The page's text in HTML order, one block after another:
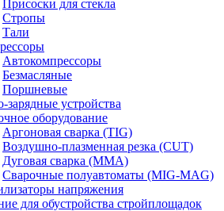
Присоски для стекла
Стропы
Тали
Автокомпрессоры
Безмасляные
Поршневые
зарядные устройства
оборудование
Аргоновая сварка (TIG)
Воздушно-плазменная резка (CUT)
Дуговая сварка (ММА)
Сварочные полуавтоматы (MIG-MAG)
напряжения
для обустройства стройплощадок